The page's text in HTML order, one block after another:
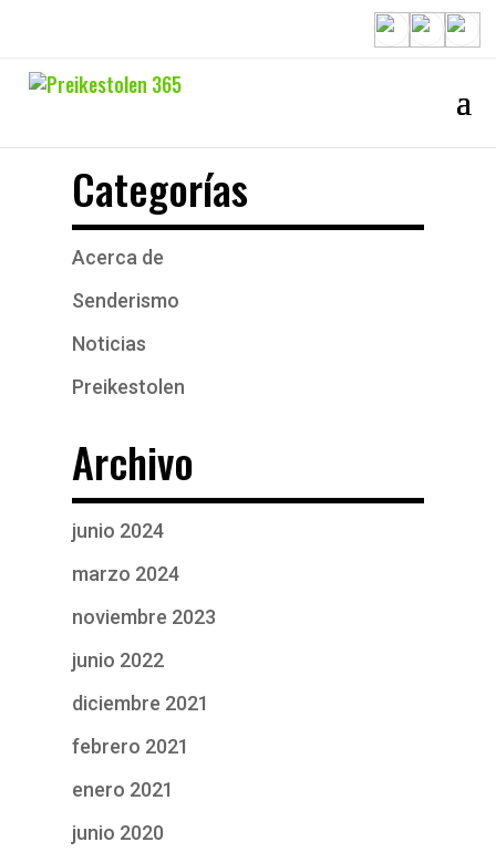
Categorías
Acerca de
Senderismo
Noticias
Preikestolen
Archivo
junio 2024
marzo 2024
noviembre 2023
junio 2022
diciembre 2021
febrero 2021
enero 2021
junio 2020